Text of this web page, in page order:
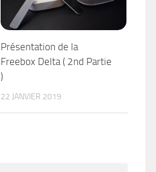
Présentation de la
Freebox Delta ( 2nd Partie
)
22 JANVIER 2019